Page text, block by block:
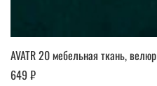
AVATR 20 мебельная ткань, велюр
649 ₽